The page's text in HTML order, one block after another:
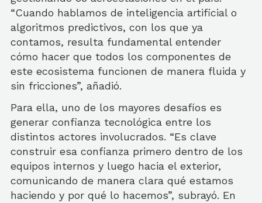
“Cuando hablamos de inteligencia artificial o
algoritmos predictivos, con los que ya
contamos, resulta fundamental entender
cómo hacer que todos los componentes de
este ecosistema funcionen de manera fluida y
sin fricciones”, añadió.
Para ella, uno de los mayores desafíos es
generar confianza tecnológica entre los
distintos actores involucrados. “Es clave
construir esa confianza primero dentro de los
equipos internos y luego hacia el exterior,
comunicando de manera clara qué estamos
haciendo y por qué lo hacemos”, subrayó. En